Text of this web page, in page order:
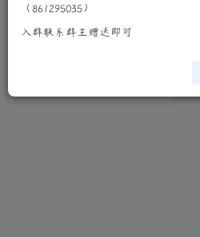
大美人张熙儿诱人睡裙让人流
连忘返
（861295035）
入群联系群主赠送即可